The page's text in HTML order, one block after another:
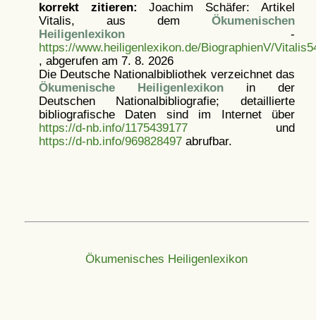
korrekt zitieren: Joachim Schäfer: Artikel
Vitalis, aus dem Ökumenischen
Heiligenlexikon-
https://www.heiligenlexikon.de/BiographienV/
, abgerufen am 7. 8. 2026
Die Deutsche Nationalbibliothek verzeichnet das
Ökumenische Heiligenlexikonin der
Deutschen Nationalbibliografie; detaillierte
bibliografische Daten sind im Internet über
https://d-nb.info/1175439177und
https://d-nb.info/969828497abrufbar.
Ökumenisches Heiligenlexikon